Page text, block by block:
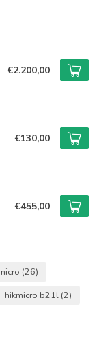
€2.200,00
€130,00
€455,00
(26)
hikmicro b21l (2)